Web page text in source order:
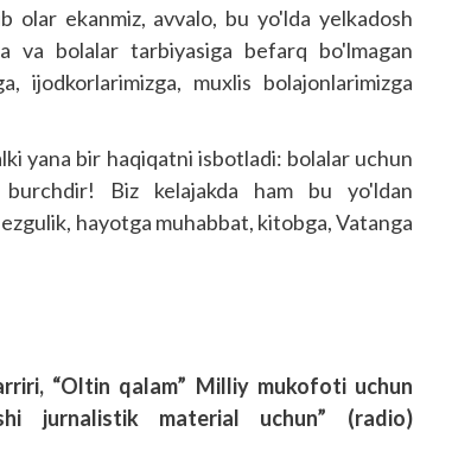
olar ekanmiz, avvalo, bu yo'lda yelkadosh
va bolalar tarbiyasiga befarq bo'lmagan
ijodkorlarimizga, muxlis bolajonlarimizga
yana bir haqiqatni isbotladi: bolalar uchun
Biz kelajakda ham bu yo'ldan
hayotga muhabbat, kitobga, Vatanga
“Oltin qalam” Milliy mukofoti uchun
jurnalistik material uchun” (radio)